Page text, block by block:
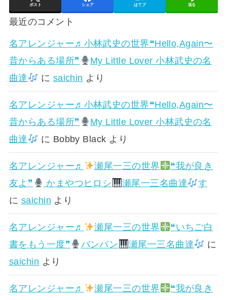
ポスト シェア はてブ 送る
最近のコメント
名アレンジャー♬ 小林武史の世界❝Hello,Again〜
昔からある場所❞
My Little Lover 小林武史の名
曲達
に saichin より
名アレンジャー♬ 小林武史の世界❝Hello,Again〜
昔からある場所❞
My Little Lover 小林武史の名
曲達
に Bobby Black より
名アレンジャー♬ 瀬尾一三の世界
❝我が良き
友よ❞
かまやつヒロシ 瀬尾一三名曲達
す
に saichin より
名アレンジャー♬ 瀬尾一三の世界
❝いちご白
書をもう一度❞
バンバン 瀬尾一三名曲達
に
saichin より
名アレンジャー♬ 瀬尾一三の世界
❝我が良き